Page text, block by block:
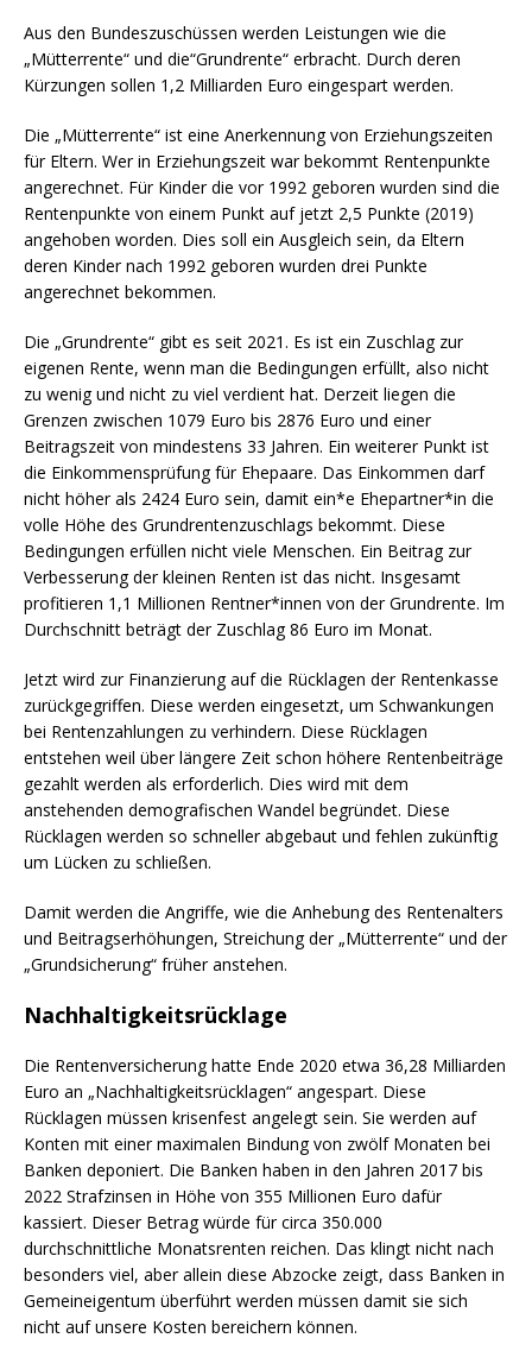
Aus den Bundeszuschüssen werden Leistungen wie die
„Mütterrente“ und die“Grundrente“ erbracht. Durch deren
Kürzungen sollen 1,2 Milliarden Euro eingespart werden.
Die „Mütterrente“ ist eine Anerkennung von Erziehungszeiten
für Eltern. Wer in Erziehungszeit war bekommt Rentenpunkte
angerechnet. Für Kinder die vor 1992 geboren wurden sind die
Rentenpunkte von einem Punkt auf jetzt 2,5 Punkte (2019)
angehoben worden. Dies soll ein Ausgleich sein, da Eltern
deren Kinder nach 1992 geboren wurden drei Punkte
angerechnet bekommen.
Die „Grundrente“ gibt es seit 2021. Es ist ein Zuschlag zur
eigenen Rente, wenn man die Bedingungen erfüllt, also nicht
zu wenig und nicht zu viel verdient hat. Derzeit liegen die
Grenzen zwischen 1079 Euro bis 2876 Euro und einer
Beitragszeit von mindestens 33 Jahren. Ein weiterer Punkt ist
die Einkommensprüfung für Ehepaare. Das Einkommen darf
nicht höher als 2424 Euro sein, damit ein*e Ehepartner*in die
volle Höhe des Grundrentenzuschlags bekommt. Diese
Bedingungen erfüllen nicht viele Menschen. Ein Beitrag zur
Verbesserung der kleinen Renten ist das nicht. Insgesamt
profitieren 1,1 Millionen Rentner*innen von der Grundrente. Im
Durchschnitt beträgt der Zuschlag 86 Euro im Monat.
Jetzt wird zur Finanzierung auf die Rücklagen der Rentenkasse
zurückgegriffen. Diese werden eingesetzt, um Schwankungen
bei Rentenzahlungen zu verhindern. Diese Rücklagen
entstehen weil über längere Zeit schon höhere Rentenbeiträge
gezahlt werden als erforderlich. Dies wird mit dem
anstehenden demografischen Wandel begründet. Diese
Rücklagen werden so schneller abgebaut und fehlen zukünftig
um Lücken zu schließen.
Damit werden die Angriffe, wie die Anhebung des Rentenalters
und Beitragserhöhungen, Streichung der „Mütterrente“ und der
„Grundsicherung“ früher anstehen.
Nachhaltigkeitsrücklage
Die Rentenversicherung hatte Ende 2020 etwa 36,28 Milliarden
Euro an „Nachhaltigkeitsrücklagen“ angespart. Diese
Rücklagen müssen krisenfest angelegt sein. Sie werden auf
Konten mit einer maximalen Bindung von zwölf Monaten bei
Banken deponiert. Die Banken haben in den Jahren 2017 bis
2022 Strafzinsen in Höhe von 355 Millionen Euro dafür
kassiert. Dieser Betrag würde für circa 350.000
durchschnittliche Monatsrenten reichen. Das klingt nicht nach
besonders viel, aber allein diese Abzocke zeigt, dass Banken in
Gemeineigentum überführt werden müssen damit sie sich
nicht auf unsere Kosten bereichern können.